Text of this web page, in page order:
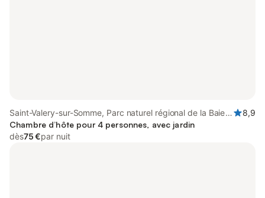
Saint-Valery-sur-Somme, Parc naturel régional de la Baie
de Somme Picardie Maritime
8,9
Chambre d’hôte pour 4 personnes, avec jardin
dès75 €par nuit